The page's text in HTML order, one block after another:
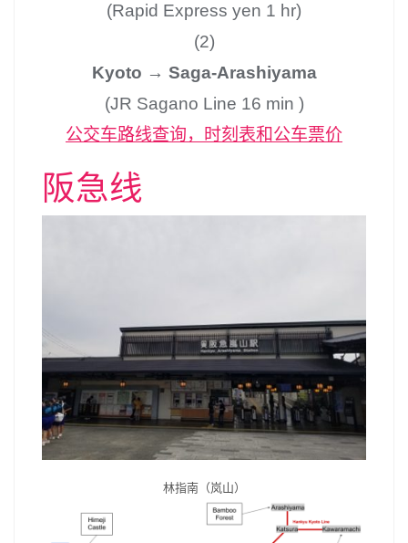
(Rapid Express yen 1 hr)
(2)
Kyoto → Saga-Arashiyama
(JR Sagano Line 16 min )
公交车路线查询，时刻表和公车票价
阪急线
林指南（岚山）